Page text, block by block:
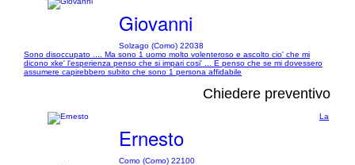
Giovanni
Solzago (Como) 22038
Sono disoccupato .... Ma sono 1 uomo molto volenteroso e ascolto cio' che mi
dicono xke' l'esperienza penso che si impari cosi' ... E penso che se mi dovessero
assumere capirebbero subito che sono 1 persona affidabile
Chiedere preventivo
Ernesto
Como (Como) 22100
La